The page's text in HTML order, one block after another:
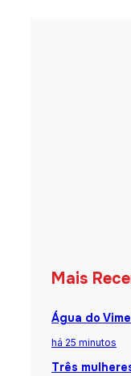
Mais
Água do
há 25 minutos
Três